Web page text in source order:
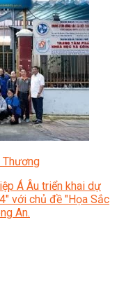
Thương
Á Âu triển khai dự
với chủ đề "Họa Sắc
An.